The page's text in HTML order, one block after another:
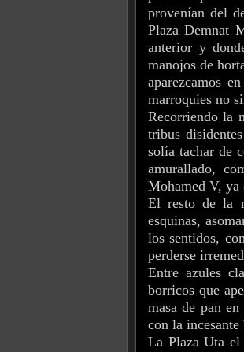
provenían del
Plaza Demnat
anterior y
manojos de
aparezcamos
marroquíes no
Recorriendo la
tribus
solía tachar de
amurallado,
Mohamed V, ya
El resto de la
esquinas,
los sentidos,
perderse
Entre azules
borricos que
masa de pan
con la incesante
La Plaza Uta el